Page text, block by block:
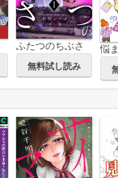
ふたつのちぶさ
無料試し読み